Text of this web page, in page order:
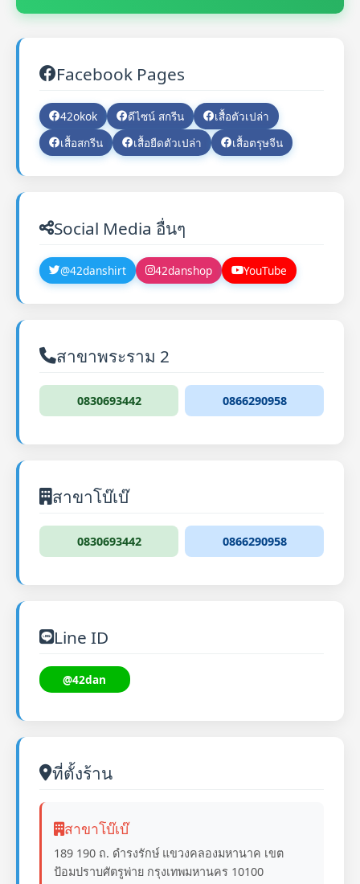
Facebook Pages
42okok ดีไซน์ สกรีน
เสื้อตัวเปล่า
เสื้อสกรีน
เสื้อยืดตัวเปล่า เสื้อตรุษจีน
Social Media อื่นๆ
@42danshirt 42danshop YouTube
สาขาพระราม 2
0830693442 0866290958
สาขาโบ๊เบ๊
0830693442 0866290958
Line ID
@42dan
ที่ตั้งร้าน
สาขาโบ๊เบ๊
189 190 ถ. ดำรงรักษ์ แขวงคลองมหานาค เขต
ป้อมปราบศัตรูพ่าย กรุงเทพมหานคร 10100